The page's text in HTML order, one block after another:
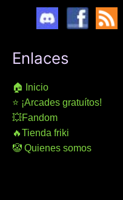
Enlaces
🏠 Inicio
⭐ ¡Arcades gratuítos!
💥Fandom
🔥Tienda friki
🤡 Quienes somos